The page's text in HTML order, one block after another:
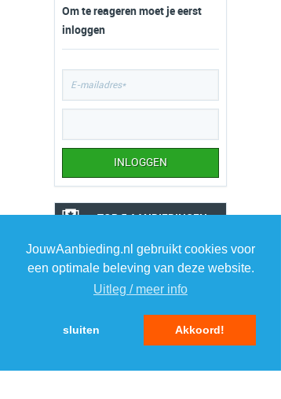
JouwAanbieding.nl gebruikt cookies voor
een optimale beleving van deze website.
Uitleg / meer info
sluiten Akkoord!
Om te reageren moet je eerst
inloggen
TOP 5 AANBIEDINGEN
1 NZA polo Hawera
Suitableshop
DealDonkey.com 4
›
mengpaneel 5 kanaals
›